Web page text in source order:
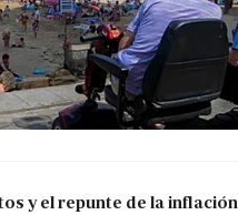
y el repunte de la inflación